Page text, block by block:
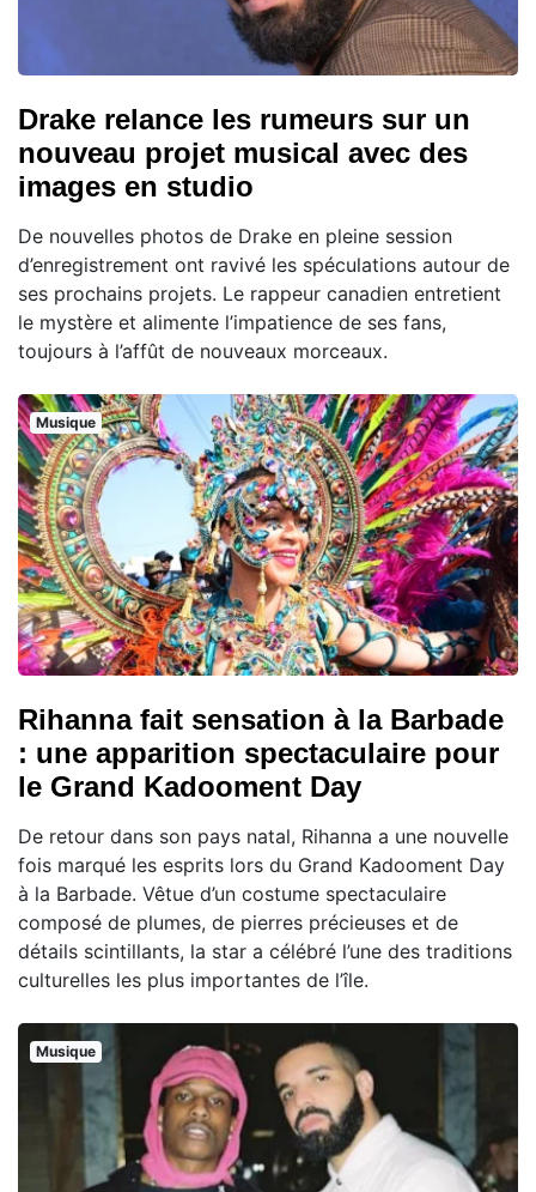
Drake relance les rumeurs sur un
nouveau projet musical avec des
images en studio
De nouvelles photos de Drake en pleine session
d’enregistrement ont ravivé les spéculations autour de
ses prochains projets. Le rappeur canadien entretient
le mystère et alimente l’impatience de ses fans,
toujours à l’affût de nouveaux morceaux.
Musique
Rihanna fait sensation à la Barbade
: une apparition spectaculaire pour
le Grand Kadooment Day
De retour dans son pays natal, Rihanna a une nouvelle
fois marqué les esprits lors du Grand Kadooment Day
à la Barbade. Vêtue d’un costume spectaculaire
composé de plumes, de pierres précieuses et de
détails scintillants, la star a célébré l’une des traditions
culturelles les plus importantes de l’île.
Musique